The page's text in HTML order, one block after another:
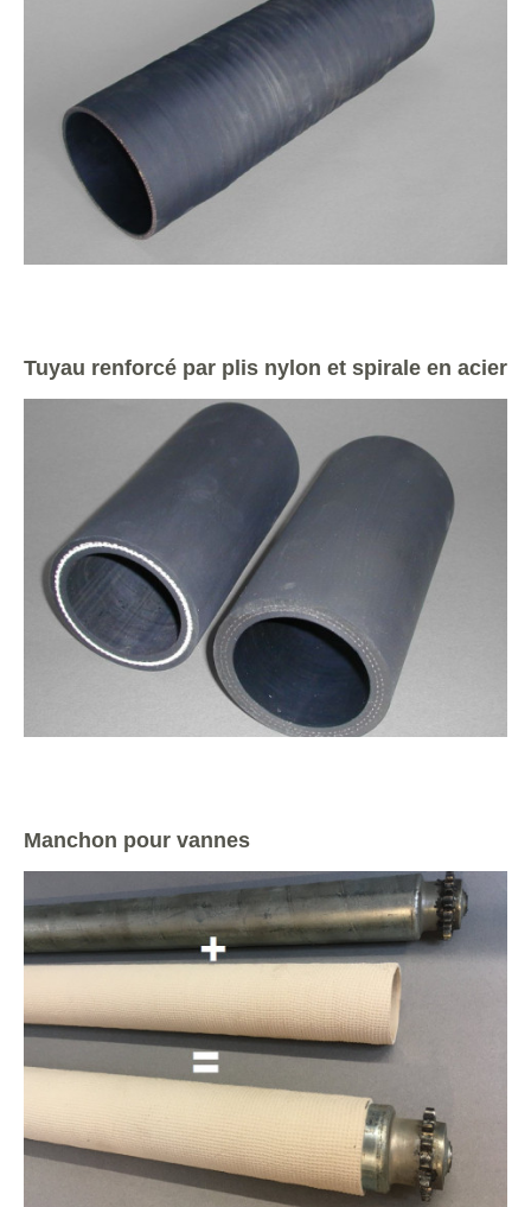
Tuyau renforcé par plis nylon et spirale en acier
Manchon pour vannes